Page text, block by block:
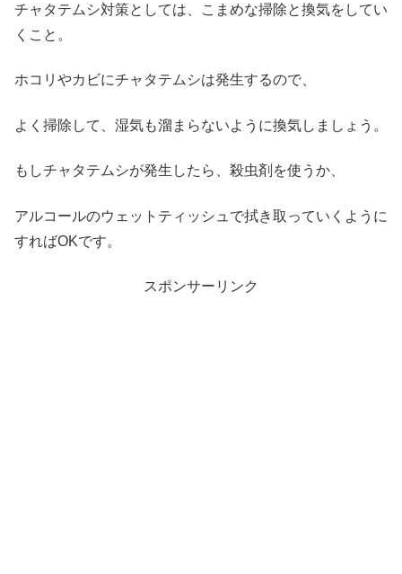
チャタテムシ対策としては、こまめな掃除と換気をしてい
くこと。
ホコリやカビにチャタテムシは発生するので、
よく掃除して、湿気も溜まらないように換気しましょう。
もしチャタテムシが発生したら、殺虫剤を使うか、
アルコールのウェットティッシュで拭き取っていくように
すればOKです。
スポンサーリンク